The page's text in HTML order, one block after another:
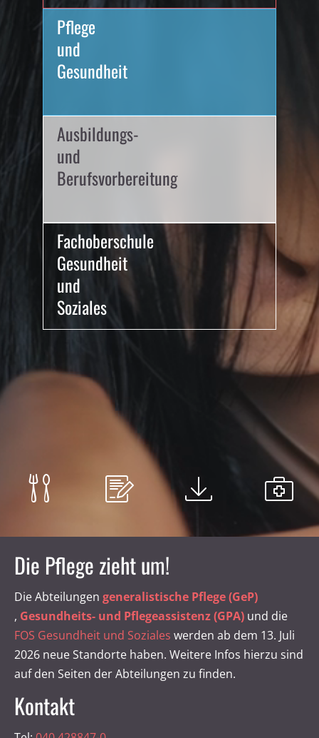
Pflege
und
Gesundheit
Ausbildungs-
und
Berufsvorbereitung
Fachoberschule
Gesundheit
und
Soziales
Die Pflege zieht um!
Die Abteilungen generalistische Pflege (GeP)
, Gesundheits- und Pflegeassistenz (GPA) und die
FOS Gesundheit und Soziales werden ab dem 13. Juli
2026 neue Standorte haben. Weitere Infos hierzu sind
auf den Seiten der Abteilungen zu finden.
Kontakt